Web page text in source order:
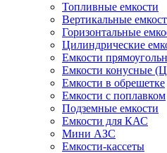
Топливные емкости
Вертикальные
Горизонтальные
Цилиндрические
Емкости
Емкости конусные
Емкости в обрешетке
Емкости с поплавком
Подземные емкости
Емкости для КАС
Мини АЗС
Емкости-кассеты